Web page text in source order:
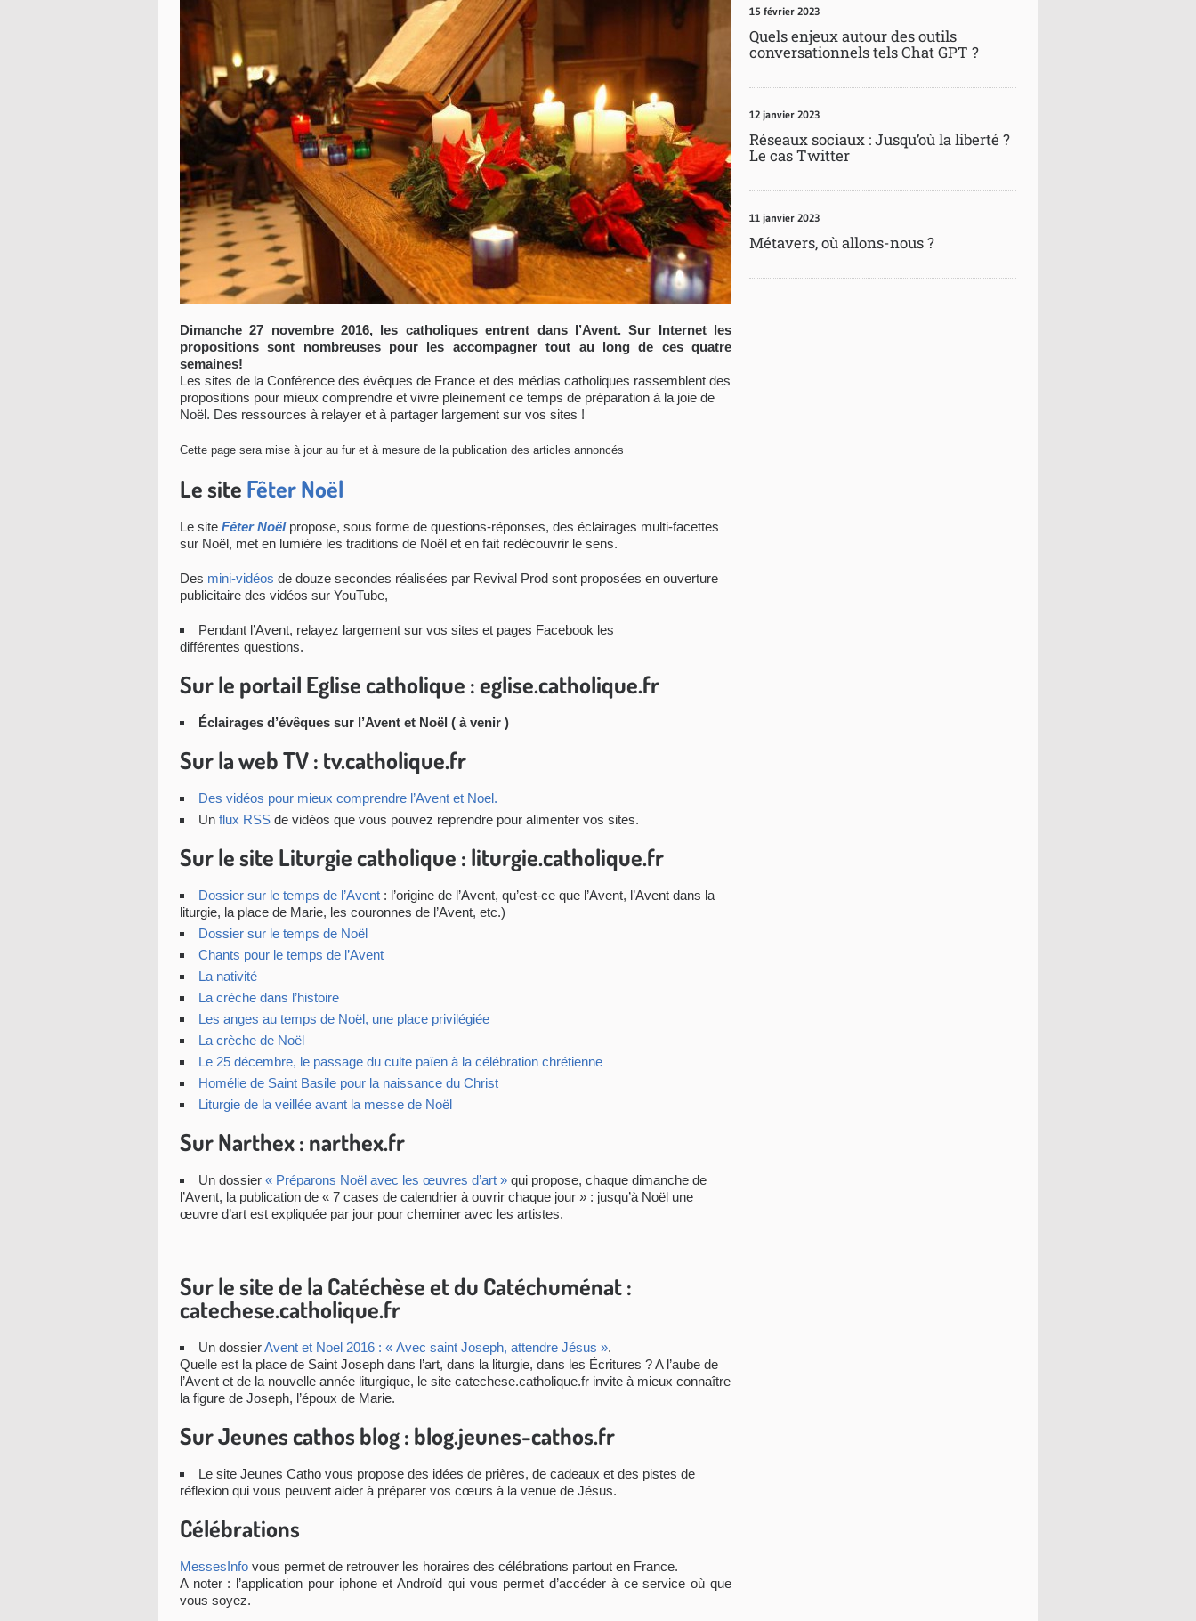
Dimanche 27 novembre 2016, les catholiques entrent dans l’Avent. Sur Internet les
propositions sont nombreuses pour les accompagner tout au long de ces quatre
semaines!
Les sites de la Conférence des évêques de France et des médias catholiques rassemblent des
propositions pour mieux comprendre et vivre pleinement ce temps de préparation à la joie de
Noël. Des ressources à relayer et à partager largement sur vos sites !
Cette page sera mise à jour au fur et à mesure de la publication des articles annoncés
Le site Fêter Noël
Le site Fêter Noëlpropose, sous forme de questions-réponses, des éclairages multi-facettes
sur Noël, met en lumière les traditions de Noël et en fait redécouvrir le sens.
Des mini-vidéos de douze secondes réalisées par Revival Prod sont proposées en ouverture
publicitaire des vidéos sur YouTube,
Pendant l’Avent, relayez largement sur vos sites et pages Facebook les
différentes questions.
Sur le portail Eglise catholique : eglise.catholique.fr
Éclairages d’évêques sur l’Avent et Noël ( à venir )
Sur la web TV : tv.catholique.fr
Des vidéos pour mieux comprendre l’Avent et Noel.
Un flux RSS de vidéos que vous pouvez reprendre pour alimenter vos sites.
Sur le site Liturgie catholique : liturgie.catholique.fr
Dossier sur le temps de l’Avent : l’origine de l’Avent, qu’est-ce que l’Avent, l’Avent dans la
liturgie, la place de Marie, les couronnes de l’Avent, etc.)
Dossier sur le temps de Noël
Chants pour le temps de l’Avent
La nativité
La crèche dans l’histoire
Les anges au temps de Noël, une place privilégiée
La crèche de Noël
Le 25 décembre, le passage du culte païen à la célébration chrétienne
Homélie de Saint Basile pour la naissance du Christ
Liturgie de la veillée avant la messe de Noël
Sur Narthex : narthex.fr
Un dossier « Préparons Noël avec les œuvres d’art » qui propose, chaque dimanche de
l’Avent, la publication de « 7 cases de calendrier à ouvrir chaque jour » : jusqu’à Noël une
œuvre d’art est expliquée par jour pour cheminer avec les artistes.
Sur le site de la Catéchèse et du Catéchuménat :
catechese.catholique.fr
Un dossierAvent et Noel 2016 : « Avec saint Joseph, attendre Jésus ».
Quelle est la place de Saint Joseph dans l’art, dans la liturgie, dans les Écritures ? A l’aube de
l’Avent et de la nouvelle année liturgique, le site catechese.catholique.fr invite à mieux connaître
la figure de Joseph, l’époux de Marie.
Sur Jeunes cathos blog : blog.jeunes-cathos.fr
Le site Jeunes Catho vous propose des idées de prières, de cadeaux et des pistes de
réflexion qui vous peuvent aider à préparer vos cœurs à la venue de Jésus.
Célébrations
MessesInfo vous permet de retrouver les horaires des célébrations partout en France.
A noter : l’application pour iphone et Androïd qui vous permet d’accéder à ce service où que
vous soyez.
15 février 2023
Quels enjeux autour des outils
conversationnels tels Chat GPT ?
12 janvier 2023
Réseaux sociaux : Jusqu’où la liberté ?
Le cas Twitter
11 janvier 2023
Métavers, où allons-nous ?